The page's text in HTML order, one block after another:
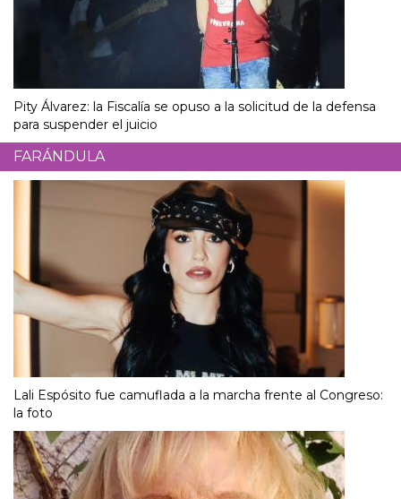
Pity Álvarez: la Fiscalía se opuso a la solicitud de la defensa
para suspender el juicio
FARÁNDULA
Lali Espósito fue camuflada a la marcha frente al Congreso:
la foto